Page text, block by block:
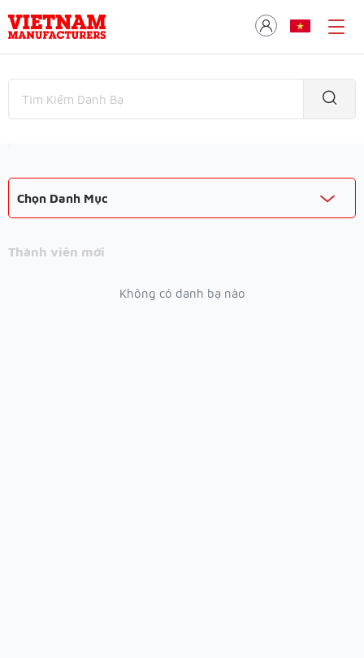
Chọn Danh Mục
Thành viên mới
Không có danh bạ nào